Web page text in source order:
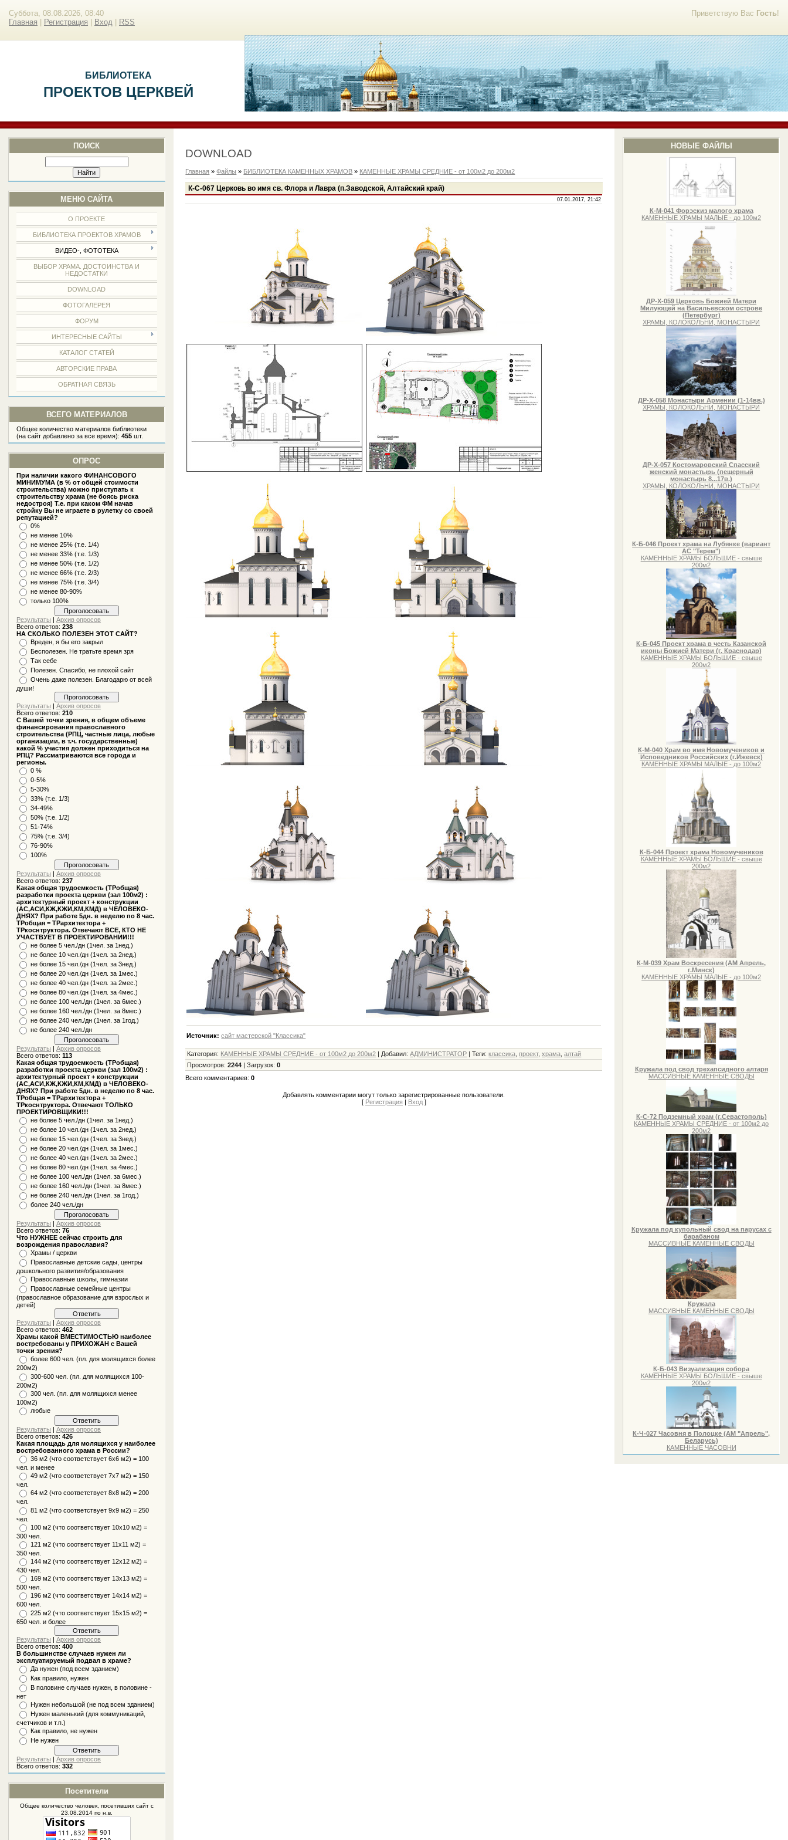
Приветствую Вас Гость!
Суббота, 08.08.2026, 08:40
Главная
Регистрация Вход RSS
БИБЛИОТЕКА
ПРОЕКТОВ ЦЕРКВЕЙ
ПОИСК
МЕНЮ САЙТА
О ПРОЕКТЕ
БИБЛИОТЕКА ПРОЕКТОВ ХРАМОВ
ВИДЕО-, ФОТОТЕКА
ВЫБОР ХРАМА. ДОСТОИНСТВА И
НЕДОСТАТКИ
DOWNLOAD
ФОТОГАЛЕРЕЯ
ФОРУМ
ИНТЕРЕСНЫЕ САЙТЫ
КАТАЛОГ СТАТЕЙ
АВТОРСКИЕ ПРАВА
ОБРАТНАЯ СВЯЗЬ
ВСЕГО МАТЕРИАЛОВ
Общее количество материалов библиотеки
(на сайт добавлено за все время):455 шт.
ОПРОС
При наличии какого ФИНАНСОВОГО
МИНИМУМА (в % от общей стоимости
строительства) можно приступать к
строительству храма (не боясь риска
недостроя) Т.е. при каком ФМ начав
стройку Вы не играете в рулетку со своей
репутацией?
0%
не менее 10%
не менее 25% (т.е. 1/4)
не менее 33% (т.е. 1/3)
не менее 50% (т.е. 1/2)
не менее 66% (т.е. 2/3)
не менее 75% (т.е. 3/4)
не менее 80-90%
только 100%
Результаты |Архив опросов
Всего ответов:238
НА СКОЛЬКО ПОЛЕЗЕН ЭТОТ САЙТ?
Вреден, я бы его закрыл
Бесполезен. Не тратьте время зря
Так себе
Полезен. Спасибо, не плохой сайт
Очень даже полезен. Благодарю от всей
души!
Результаты |Архив опросов
Всего ответов:210
С Вашей точки зрения, в общем объеме
финансирования православного
строительства (РПЦ, частные лица, любые
организации, в т.ч. государственные)
какой % участия должен приходиться на
РПЦ? Рассматриваются все города и
регионы.
0 %
0-5%
5-30%
33% (т.е. 1/3)
34-49%
50% (т.е. 1/2)
51-74%
75% (т.е. 3/4)
76-90%
100%
Результаты |Архив опросов
Всего ответов:237
Какая общая трудоемкость (ТРобщая)
разработки проекта церкви (зал 100м2) :
архитектурный проект + конструкции
(АС,АСИ,КЖ,КЖИ,КМ,КМД) в ЧЕЛОВЕКО-
ДНЯХ? При работе 5дн. в неделю по 8 час.
ТРобщая = ТРархитектора +
ТРкоснтруктора. Отвечают ВСЕ, КТО НЕ
УЧАСТВУЕТ В ПРОЕКТИРОВАНИИ!!!
не более 5 чел./дн (1чел. за 1нед.)
не более 10 чел./дн (1чел. за 2нед.)
не более 15 чел./дн (1чел. за 3нед.)
не более 20 чел./дн (1чел. за 1мес.)
не более 40 чел./дн (1чел. за 2мес.)
не более 80 чел./дн (1чел. за 4мес.)
не более 100 чел./дн (1чел. за 6мес.)
не более 160 чел./дн (1чел. за 8мес.)
не более 240 чел./дн (1чел. за 1год.)
не более 240 чел./дн
Результаты |Архив опросов
Всего ответов:113
Какая общая трудоемкость (ТРобщая)
разработки проекта церкви (зал 100м2) :
архитектурный проект + конструкции
(АС,АСИ,КЖ,КЖИ,КМ,КМД) в ЧЕЛОВЕКО-
ДНЯХ? При работе 5дн. в неделю по 8 час.
ТРобщая = ТРархитектора +
ТРкоснтруктора. Отвечают ТОЛЬКО
ПРОЕКТИРОВЩИКИ!!!
не более 5 чел./дн (1чел. за 1нед.)
не более 10 чел./дн (1чел. за 2нед.)
не более 15 чел./дн (1чел. за 3нед.)
не более 20 чел./дн (1чел. за 1мес.)
не более 40 чел./дн (1чел. за 2мес.)
не более 80 чел./дн (1чел. за 4мес.)
не более 100 чел./дн (1чел. за 6мес.)
не более 160 чел./дн (1чел. за 8мес.)
не более 240 чел./дн (1чел. за 1год.)
более 240 чел./дн
Результаты |Архив опросов
Всего ответов:76
Что НУЖНЕЕ сейчас строить для
возрождения православия?
Храмы / церкви
Православные детские сады, центры
дошкольного развития/образования
Православные школы, гимназии
Православные семейные центры
(православное образование для взрослых и
детей)
Результаты |Архив опросов
Всего ответов:462
Храмы какой ВМЕСТИМОСТЬЮ наиболее
востребованы у ПРИХОЖАН с Вашей
точки зрения?
более 600 чел. (пл. для молящихся более
200м2)
300-600 чел. (пл. для молящихся 100-
200м2)
300 чел. (пл. для молящихся менее
100м2)
любые
Результаты |Архив опросов
Всего ответов:426
Какая площадь для молящихся у наиболее
востребованного храма в России?
36 м2 (что соответствует 6x6 м2) = 100
чел. и менее
49 м2 (что соответствует 7x7 м2) = 150
чел.
64 м2 (что соответствует 8x8 м2) = 200
чел.
81 м2 (что соответствует 9х9 м2) = 250
чел.
100 м2 (что соответствует 10x10 м2) =
300 чел.
121 м2 (что соответствует 11х11 м2) =
350 чел.
144 м2 (что соответствует 12х12 м2) =
430 чел.
169 м2 (что соответствует 13х13 м2) =
500 чел.
196 м2 (что соответствует 14х14 м2) =
600 чел.
225 м2 (что соответствует 15х15 м2) =
650 чел. и более
Результаты |Архив опросов
Всего ответов:400
В большинстве случаев нужен ли
эксплуатируемый подвал в храме?
Да нужен (под всем зданием)
Как правило, нужен
В половине случаев нужен, в половине -
нет
Нужен небольшой (не под всем зданием)
Нужен маленький (для коммуникаций,
счетчиков и т.п.)
Как правило, не нужен
Не нужен
Результаты |Архив опросов
Всего ответов:332
Посетители
Общее количество человек, посетивших сайт с
23.08.2014 по н.в.
НОВЫЕ ФАЙЛЫ
К-М-041 Форэскиз малого храма
КАМЕННЫЕ ХРАМЫ МАЛЫЕ - до 100м2
ДР-Х-059 Церковь Божией Матери
Милующей на Васильевском острове
(Петербург)
ХРАМЫ, КОЛОКОЛЬНИ, МОНАСТЫРИ
ДР-Х-058 Монастыри Армении (1-14вв.)
ХРАМЫ, КОЛОКОЛЬНИ, МОНАСТЫРИ
ДР-Х-057 Костомаровский Спасский
женский монастырь (пещерный
монастырь 8...17в.)
ХРАМЫ, КОЛОКОЛЬНИ, МОНАСТЫРИ
К-Б-046 Проект храма на Лубянке (вариант
АС "Терем")
КАМЕННЫЕ ХРАМЫ БОЛЬШИЕ - свыше
200м2
К-Б-045 Проект храма в честь Казанской
иконы Божией Матери (г. Краснодар)
КАМЕННЫЕ ХРАМЫ БОЛЬШИЕ - свыше
200м2
К-М-040 Храм во имя Новомучеников и
Исповедников Российских (г.Ижевск)
КАМЕННЫЕ ХРАМЫ МАЛЫЕ - до 100м2
К-Б-044 Проект храма Новомучеников
КАМЕННЫЕ ХРАМЫ БОЛЬШИЕ - свыше
200м2
К-М-039 Храм Воскресения (АМ Апрель,
г.Минск)
КАМЕННЫЕ ХРАМЫ МАЛЫЕ - до 100м2
Кружала под свод трехапсидного алтаря
МАССИВНЫЕ КАМЕННЫЕ СВОДЫ
К-С-72 Подземный храм (г.Севастополь)
КАМЕННЫЕ ХРАМЫ СРЕДНИЕ - от 100м2 до
200м2
Кружала под купольный свод на парусах с
барабаном
МАССИВНЫЕ КАМЕННЫЕ СВОДЫ
Кружала
МАССИВНЫЕ КАМЕННЫЕ СВОДЫ
К-Б-043 Визуализация собора
КАМЕННЫЕ ХРАМЫ БОЛЬШИЕ - свыше
200м2
К-Ч-027 Часовня в Полоцке (АМ "Апрель",
Беларусь)
КАМЕННЫЕ ЧАСОВНИ
DOWNLOAD
Главная »Файлы » БИБЛИОТЕКА КАМЕННЫХ ХРАМОВ » КАМЕННЫЕ ХРАМЫ СРЕДНИЕ - от 100м2 до 200м2
К-С-067 Церковь во имя св. Флора и Лавра (п.Заводской, Алтайский край)
07.01.2017, 21:42
Источник: сайт мастерской "Классика"
Категория: КАМЕННЫЕ ХРАМЫ СРЕДНИЕ - от 100м2 до 200м2 Добавил:АДМИНИСТРАТОР |Теги:классика ,проект,храма ,алтай
Просмотров:2244 |Загрузок:0
Всего комментариев:0
Добавлять комментарии могут только зарегистрированные пользователи.
[ Регистрация Вход]